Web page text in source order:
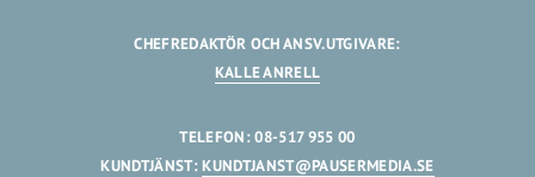
CHEFREDAKTÖR OCH ANSV.UTGIVARE:
KALLE ANRELL
TELEFON: 08-517 955 00
KUNDTJÄNST:KUNDTJANST@PAUSERMEDIA.SE